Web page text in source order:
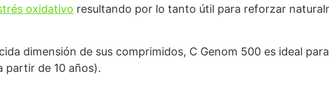
oxidativo resultando por lo tanto útil para reforzar
dimensión de sus comprimidos, C Genom 500 es ideal
partir de 10 años).